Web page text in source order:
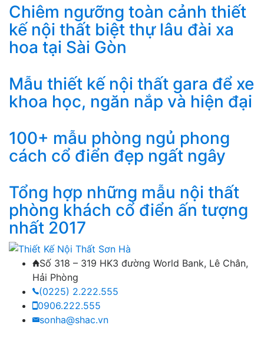
Chiêm ngưỡng toàn cảnh thiết
kế nội thất biệt thự lâu đài xa
hoa tại Sài Gòn
Mẫu thiết kế nội thất gara để xe
khoa học, ngăn nắp và hiện đại
100+ mẫu phòng ngủ phong
cách cổ điển đẹp ngất ngây
Tổng hợp những mẫu nội thất
phòng khách cổ điển ấn tượng
nhất 2017
Số 318 – 319 HK3 đường World Bank, Lê Chân,
Hải Phòng
(0225) 2.222.555
0906.222.555
sonha@shac.vn